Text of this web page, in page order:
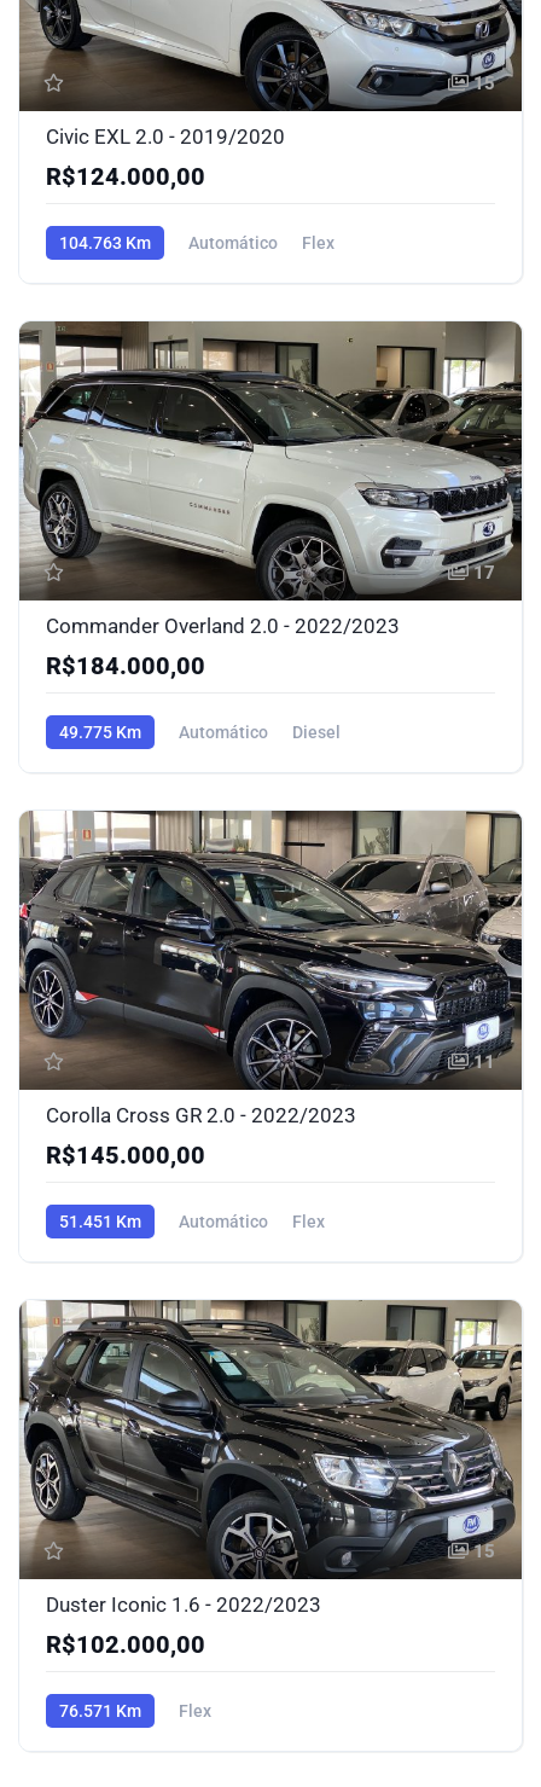
15
Civic EXL 2.0 - 2019/2020
R$124.000,00
104.763 Km Automático Flex
17
Commander Overland 2.0 - 2022/2023
R$184.000,00
49.775 Km Automático Diesel
11
Corolla Cross GR 2.0 - 2022/2023
R$145.000,00
51.451 Km Automático Flex
15
Duster Iconic 1.6 - 2022/2023
R$102.000,00
76.571 Km Flex